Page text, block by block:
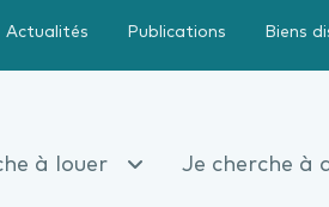
à louer Je cherche à
Actualités Publications Biens